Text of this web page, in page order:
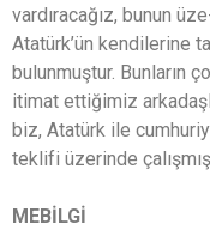
vardıracağız, bunun
Atatürk’ün kendilerine
bulunmuştur. Bunların
itimat ettiğimiz
biz, Atatürk ile
teklifi üzerinde
MEBİLGİ